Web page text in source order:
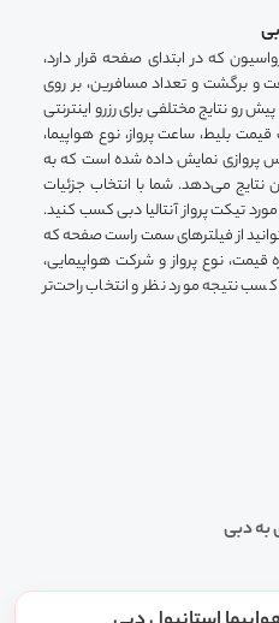
که در ابتدای صفحه قرار دارد،
و برگشت و تعداد مسافرین، بر روی
نتایج مختلفی برای رزرو اینترنتی
بلیط، ساعت پرواز، نوع هواپیما،
پروازی نمایش داده شده است که به
نتایج می‌دهد. شما با انتخاب جزئیات
تیکت پرواز آنتالیا دبی کسب کنید.
از فیلترهای سمت راست صفحه که
قیمت، نوع پرواز و شرکت هواپیمایی،
نتیجه مورد نظر و انتخاب راحت‌تر
به دبی